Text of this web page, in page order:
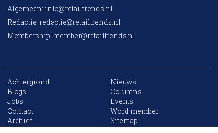
Algemeen: info@retailtrends.nl
Redactie: redactie@retailtrends.nl
Membership: member@retailtrends.nl
Achtergrond
Nieuws
Blogs
Columns
Jobs
Events
Contact
Word member
Archief
Sitemap